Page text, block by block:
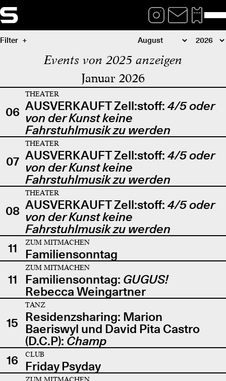
Filter
Events von 2025 anzeigen
Januar 2026
06
THEATER
AUSVERKAUFT Zell:stoff: 4/5 oder
von der Kunst keine
Fahrstuhlmusik zu werden
07
THEATER
AUSVERKAUFT Zell:stoff: 4/5 oder
von der Kunst keine
Fahrstuhlmusik zu werden
08
THEATER
AUSVERKAUFT Zell:stoff: 4/5 oder
von der Kunst keine
Fahrstuhlmusik zu werden
11
ZUM MITMACHEN
Familiensonntag
11
ZUM MITMACHEN
Familiensonntag: GUGUS!
Rebecca Weingartner
15
TANZ
Residenzsharing: Marion
Baeriswyl und David Pita Castro
(D.C.P): Champ
16
CLUB
Friday Psyday